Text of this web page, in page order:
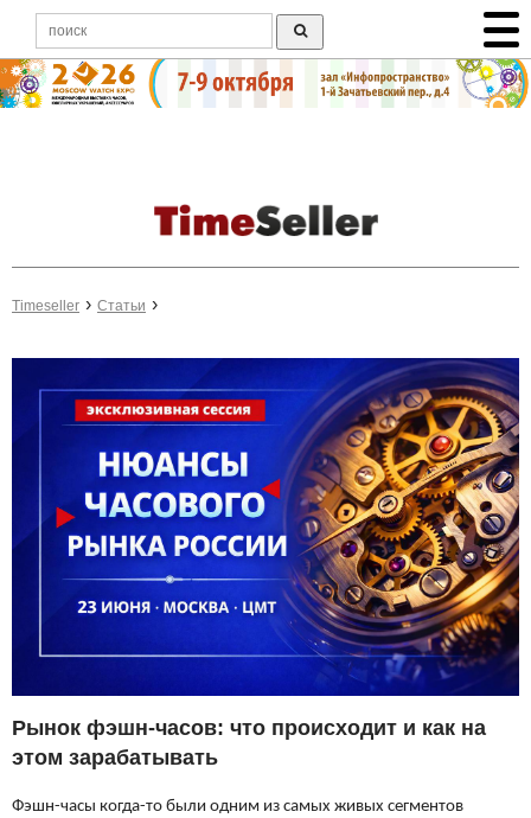
Timeseller Статьи
Рынок фэшн-часов: что происходит и как на
этом зарабатывать
Фэшн-часы когда-то были одним из самых живых сегментов